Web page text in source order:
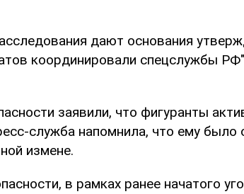
дают основания
координировали спецслужбы
заявили, что фигуранты
служба напомнила, что ему было
измене.
в рамках ранее начатого